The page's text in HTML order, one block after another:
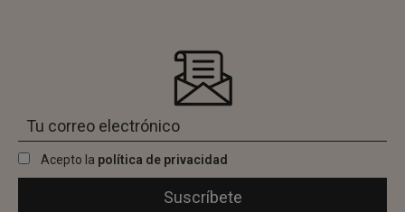
Acepto la política de privacidad